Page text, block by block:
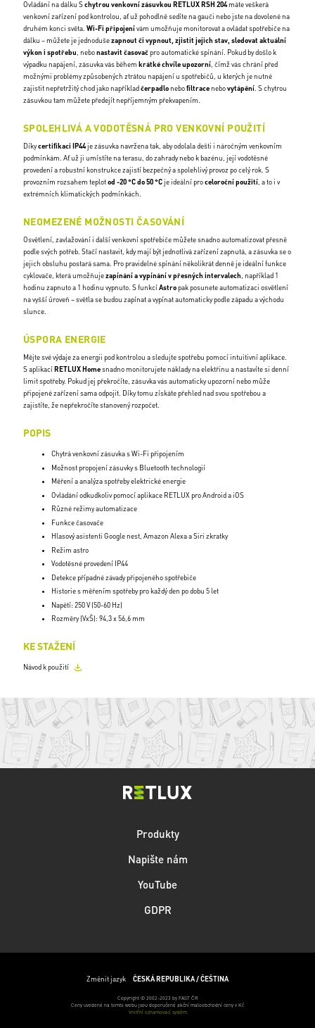
Ovládání na dálku Schytrou venkovní zásuvkou RETLUX RSH 204máte veškerá
venkovní zařízení pod kontrolou, ať už pohodlně sedíte na gauči nebo jste na dovolené na
druhém konci světa. Wi-Fi připojenívám umožňuje monitorovat a ovládat spotřebiče na
dálku – můžete je jednodušezapnout či vypnout, zjistit jejich stav, sledovat aktuální
výkon i spotřebu , nebonastavit časovačpro automatické spínání. Pokud by došlo k
výpadku napájení, zásuvka vás během krátké chvíle upozorní , čímž vás chrání před
možnými problémy způsobených ztrátou napájení u spotřebičů, u kterých je nutné
zajistit nepřetržitý chod jako napříkladčerpadlonebofiltracenebovytápění . S chytrou
zásuvkou tam můžete předejít nepříjemným překvapením.
SPOLEHLIVÁ A VODOTĚSNÁ PRO VENKOVNÍ POUŽITÍ
Díkycertifikaci IP44je zásuvka navržena tak, aby odolala dešti i náročným venkovním
podmínkám. Ať už ji umístíte na terasu, do zahrady nebo k bazénu, její vodotěsné
provedení a robustní konstrukce zajistí bezpečný a spolehlivý provoz po celý rok. S
provozním rozsahem teplotod -20 °C do 50 °Cje ideální proceloroční použití , a to i v
extrémních klimatických podmínkách.
NEOMEZENÉ MOŽNOSTI ČASOVÁNÍ
Osvětlení, zavlažování i další venkovní spotřebiče můžete snadno automatizovat přesně
podle svých potřeb. Stačí nastavit, kdy mají být jednotlivá zařízení zapnutá, a zásuvka se o
jejich obsluhu postará sama. Pro pravidelné spínání několikrát denně je ideální funkce
cyklovače, která umožňujezapínání a vypínání v přesných intervalech , například 1
hodinu zapnuto a 1 hodinu vypnuto. S funkcíAstropak posunete automatizaci osvětlení
na vyšší úroveň – světla se budou zapínat a vypínat automaticky podle západu a východu
slunce.
ÚSPORA ENERGIE
Mějte své výdaje za energii pod kontrolou a sledujte spotřebu pomocí intuitivní aplikace.
S aplikacíRETLUX Homesnadno monitorujete náklady na elektřinu a nastavíte si denní
limit spotřeby. Pokud jej překročíte, zásuvka vás automaticky upozorní nebo může
připojené zařízení sama odpojit. Díky tomu získáte přehled nad svou spotřebou a
zajistíte, že nepřekročíte stanovený rozpočet.
POPIS
Chytrá venkovní zásuvka s Wi-Fi připojením
Možnost propojení zásuvky s Bluetooth technologií
Měření a analýza spotřeby elektrické energie
Ovládání odkudkoliv pomocí aplikace RETLUX pro Android a iOS
Různé režimy automatizace
Funkce časovače
Hlasový asistenti Google nest, Amazon Alexa a Siri zkratky
Režim astro
Vodotěsné provedení IP44
Detekce případné závady připojeného spotřebiče
Historie s měřením spotřeby pro každý den po dobu 5 let
Napětí: 250 V (50-60 Hz)
Rozměry (VxŠ): 94,3 x 56,6 mm
KE STAŽENÍ
Návod k použití
Produkty
Napište nám
YouTube
GDPR
Změnit jazyk ČESKÁ REPUBLIKA / ČEŠTINA
Copyright © 2002-2023 by FAST ČR
Ceny uvedené na tomto webu jsou doporučené akční maloobchodní ceny v Kč
Vnitřní oznamovací systém